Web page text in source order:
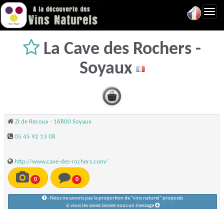
La Cave des Rochers -
Soyaux
ZI de Recoux - 16800 Soyaux
05 45 92 13 08
http://www.cave-des-rochers.com/
0 0
- Nous ne savons pas la proportion de "vins naturel" proposés
si vous les savez laissez nous un message